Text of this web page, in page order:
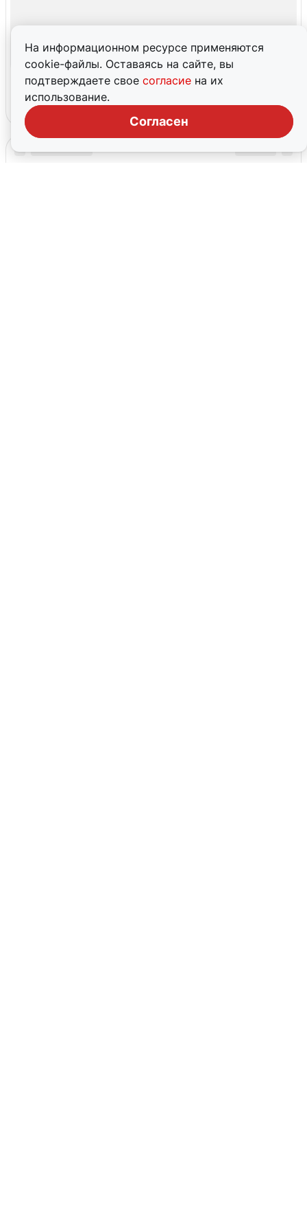
На информационном ресурсе применяются
cookie-файлы. Оставаясь на сайте, вы
подтверждаете свое согласие на их
использование.
Согласен